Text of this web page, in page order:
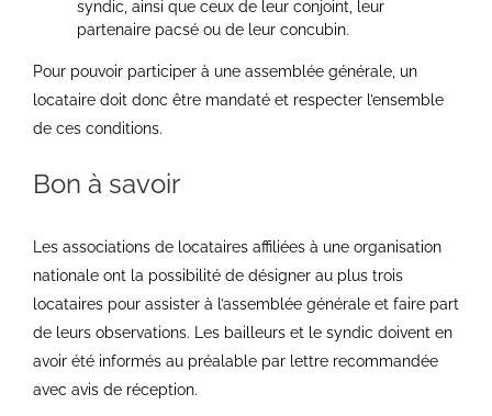
syndic, ainsi que ceux de leur conjoint, leur
partenaire pacsé ou de leur concubin.
Pour pouvoir participer à une assemblée générale, un
locataire doit donc être mandaté et respecter l’ensemble
de ces conditions.
Bon à savoir
Les associations de locataires affiliées à une organisation
nationale ont la possibilité de désigner au plus trois
locataires pour assister à l’assemblée générale et faire part
de leurs observations. Les bailleurs et le syndic doivent en
avoir été informés au préalable par lettre recommandée
avec avis de réception.